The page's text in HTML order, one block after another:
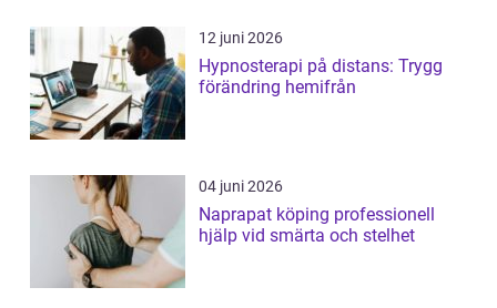
12 juni 2026
Hypnosterapi på distans: Trygg
förändring hemifrån
04 juni 2026
Naprapat köping professionell
hjälp vid smärta och stelhet